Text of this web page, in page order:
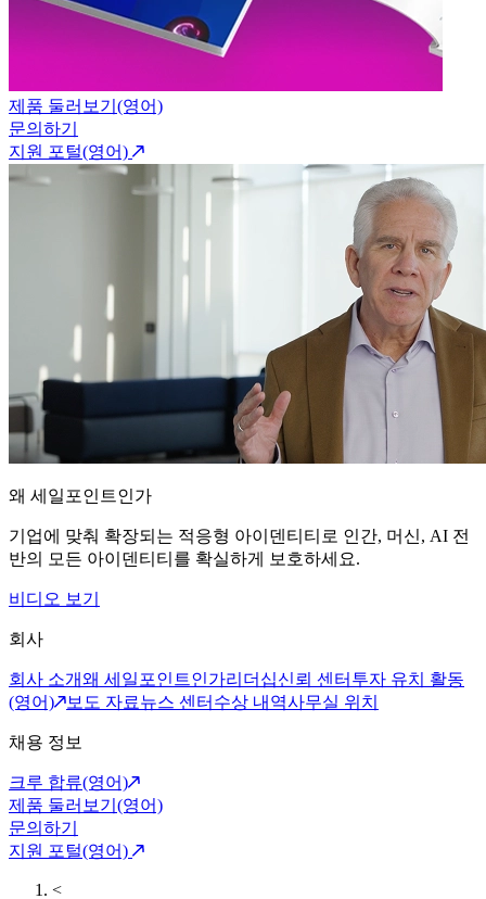
제품 둘러보기(영어)
문의하기
지원 포털(영어)
왜 세일포인트인가
기업에 맞춰 확장되는 적응형 아이덴티티로 인간, 머신, AI 전
반의 모든 아이덴티티를 확실하게 보호하세요.
비디오 보기
회사
회사 소개왜 세일포인트인가리더십신뢰 센터 투자 유치 활동
(영어)
보도 자료뉴스 센터 수상 내역사무실 위치
채용 정보
크루 합류(영어)
제품 둘러보기(영어)
문의하기
지원 포털(영어)
<